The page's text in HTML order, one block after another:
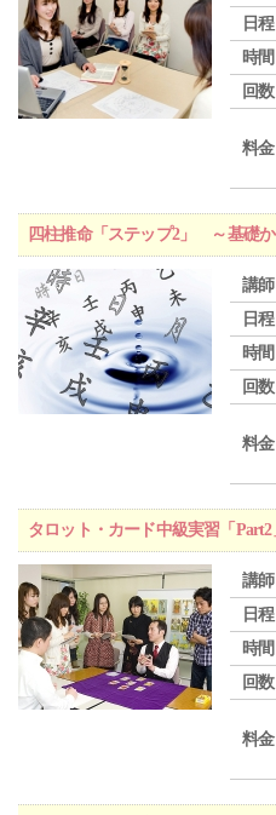
日程
時間
回数
料金
四柱推命「ステップ2」 ～基礎
講師
日程
時間
回数
料金
タロット・カード中級実習「
講師
日程
時間
回数
料金